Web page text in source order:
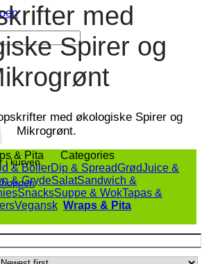
i kurven.
med
Spirer og
med økologiske Spirer og
Mikrogrønt.
& Pita
Categories
& BollerDip & SpreadGrødJuice &
& GrydeSalatSandwich &
SnacksSuppe & WokTapas &
Vegansk Wraps & Pita